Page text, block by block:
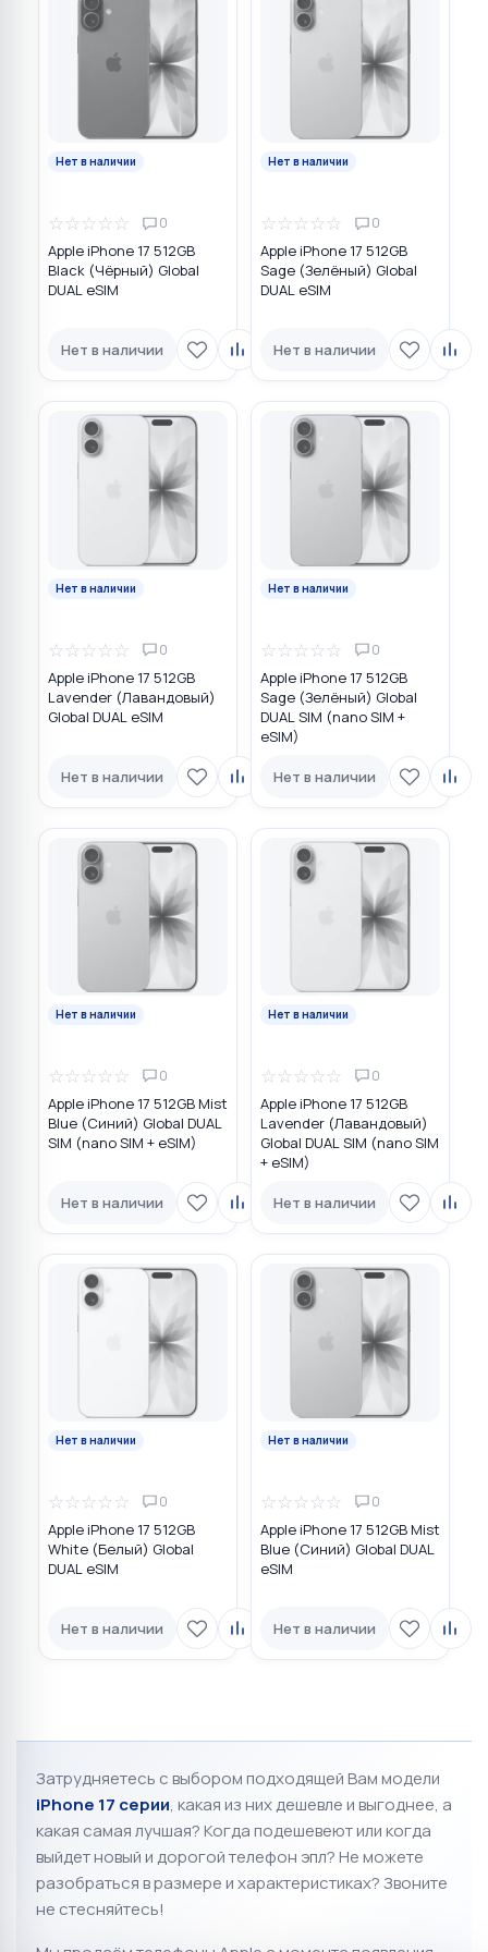
Нет в наличии
☆☆☆☆☆ 0
Apple iPhone 17 512GB
Black (Чёрный) Global
DUAL eSIM
Нет в наличии
Нет в наличии
☆☆☆☆☆ 0
Apple iPhone 17 512GB
Sage (Зелёный) Global
DUAL eSIM
Нет в наличии
Нет в наличии
☆☆☆☆☆ 0
Apple iPhone 17 512GB
Lavender (Лавандовый)
Global DUAL eSIM
Нет в наличии
Нет в наличии
☆☆☆☆☆ 0
Apple iPhone 17 512GB
Sage (Зелёный) Global
DUAL SIM (nano SIM +
eSIM)
Нет в наличии
Нет в наличии
☆☆☆☆☆ 0
Apple iPhone 17 512GB Mist
Blue (Синий) Global DUAL
SIM (nano SIM + eSIM)
Нет в наличии
Нет в наличии
☆☆☆☆☆ 0
Apple iPhone 17 512GB
Lavender (Лавандовый)
Global DUAL SIM (nano SIM
+ eSIM)
Нет в наличии
Нет в наличии
☆☆☆☆☆ 0
Apple iPhone 17 512GB
White (Белый) Global
DUAL eSIM
Нет в наличии
Нет в наличии
☆☆☆☆☆ 0
Apple iPhone 17 512GB Mist
Blue (Синий) Global DUAL
eSIM
Нет в наличии
Затрудняетесь с выбором подходящей Вам модели
iPhone 17 серии, какая из них дешевле и выгоднее, а
какая самая лучшая?Когда подешевеют или когда
выйдет новый и дорогой телефон эпл? Не можете
разобраться в размере и характеристиках?Звоните
не стесняйтесь!